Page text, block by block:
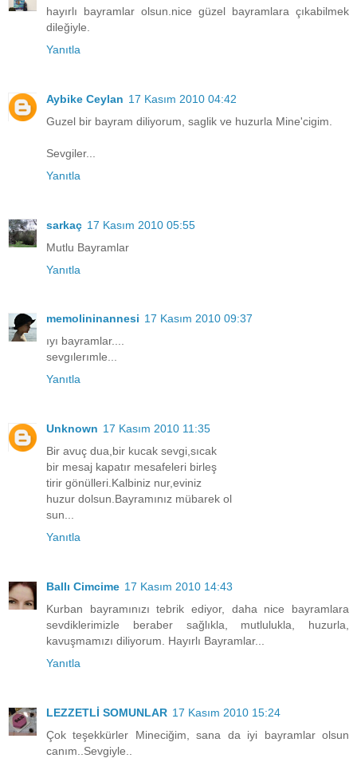
hayırlı bayramlar olsun.nice güzel bayramlara çıkabilmek
dileğiyle.
Yanıtla
Aybike Ceylan 17 Kasım 2010 04:42
Guzel bir bayram diliyorum, saglik ve huzurla Mine'cigim.
Sevgiler...
Yanıtla
sarkaç 17 Kasım 2010 05:55
Mutlu Bayramlar
Yanıtla
memolininannesi 17 Kasım 2010 09:37
ıyı bayramlar....
sevgılerımle...
Yanıtla
Unknown 17 Kasım 2010 11:35
Bir avuç dua,bir kucak sevgi,sıcak
bir mesaj kapatır mesafeleri birleş
tirir gönülleri.Kalbiniz nur,eviniz
huzur dolsun.Bayramınız mübarek ol
sun...
Yanıtla
Ballı Cimcime 17 Kasım 2010 14:43
Kurban bayramınızı tebrik ediyor, daha nice bayramlara
sevdiklerimizle beraber sağlıkla, mutlulukla, huzurla,
kavuşmamızı diliyorum. Hayırlı Bayramlar...
Yanıtla
LEZZETLİ SOMUNLAR 17 Kasım 2010 15:24
Çok teşekkürler Mineciğim, sana da iyi bayramlar olsun
canım..Sevgiyle..